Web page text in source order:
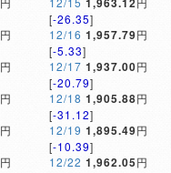
円
円
円
円
円
[-26.35]
12/16 1,957.79円
[-5.33]
12/17 1,937.00円
[-20.79]
12/18 1,905.88円
[-31.12]
12/19 1,895.49円
[-10.39]
12/22 1,962.05円